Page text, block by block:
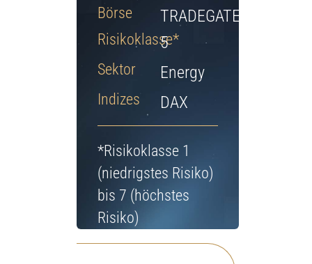
Börse TRADEGATE
Risikoklasse*
5
Sektor Energy
Indizes DAX
*Risikoklasse 1
(niedrigstes Risiko)
bis 7 (höchstes
Risiko)